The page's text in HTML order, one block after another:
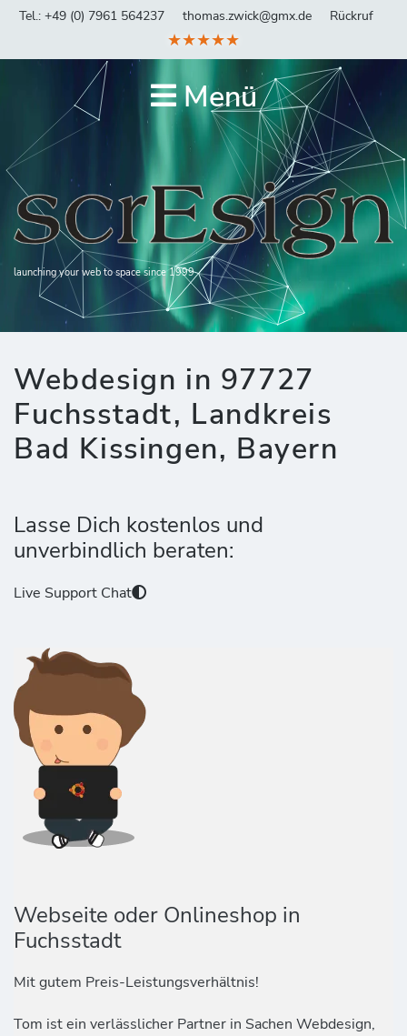
Tel.: +49 (0) 7961 564237 thomas.zwick@gmx.de Rückruf
★★★★★
Menü
launching your web to space since 1999
Webdesign in 97727
Fuchsstadt, Landkreis
Bad Kissingen, Bayern
Lasse Dich kostenlos und
unverbindlich beraten:
Live Support Chat
Webseite oder Onlineshop in
Fuchsstadt
Mit gutem Preis-Leistungsverhältnis!
Tom ist ein verlässlicher Partner in Sachen Webdesign,